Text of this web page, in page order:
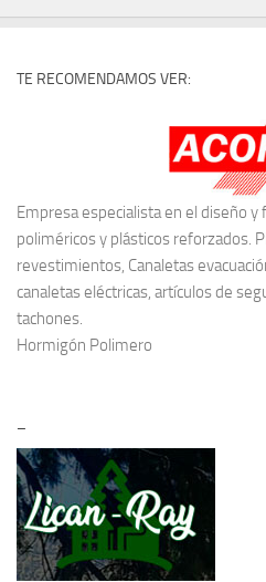
TE RECOMENDAMOS VER:
Empresa especialista en el diseño y
poliméricos y plásticos reforzados.
revestimientos, Canaletas
canaletas eléctricas, artículos de
tachones.
Hormigón Polimero
–